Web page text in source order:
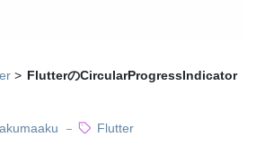
FlutterのCircularProgressIndicator
Flutter